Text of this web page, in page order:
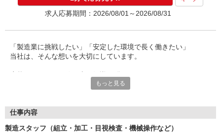
求人応募期間：2026/08/01～2026/08/31
「製造業に挑戦したい」「安定した環境で長く働きたい」
当社は、そんな想いを大切にしています。
約束を守ること、きちんと連絡をすること、前向きに仕事へ取り
また、勤務時間やシフトなど柔軟に対応いただける方は、ご紹介
もっと見る
仕事内容
製造スタッフ（組立・加工・目視検査・機械操作など）